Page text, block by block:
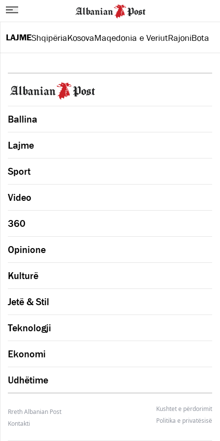
LAJMEShqipëriaKosovaMaqedonia e VeriutRajoniBota
Ballina
Lajme
Sport
Video
360
Opinione
Kulturë
Jetë & Stil
Teknologji
Ekonomi
Udhëtime
Rreth Albanian Post
Kushtet e përdorimit
Kontakti
Politika e privatësisë